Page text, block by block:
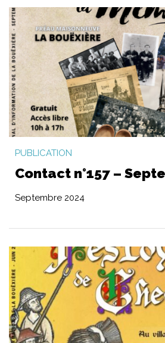
PUBLICATION
Contact n°157 –
Septembre 2024